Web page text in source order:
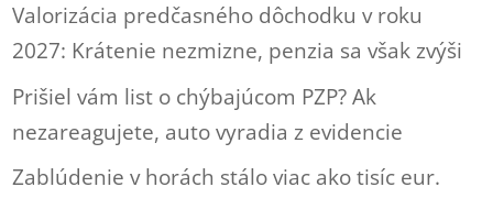
Valorizácia predčasného dôchodku v roku
2027: Krátenie nezmizne, penzia sa však zvýši
Prišiel vám list o chýbajúcom PZP? Ak
nezareagujete, auto vyradia z evidencie
Zablúdenie v horách stálo viac ako tisíc eur.